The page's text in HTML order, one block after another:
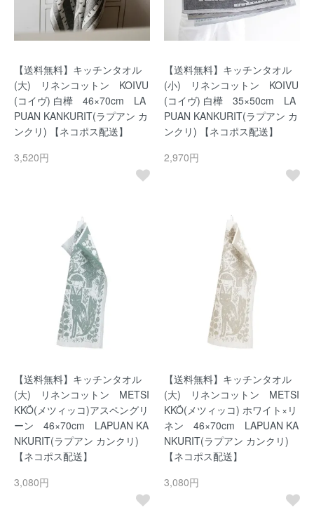
【送料無料】キッチンタオル
(大) リネンコットン KOIVU
(コイヴ) 白樺 46×70cm LA
PUAN KANKURIT(ラプアン カ
ンクリ) 【ネコポス配送】
3,520円
【送料無料】キッチンタオル
(小) リネンコットン KOIVU
(コイヴ) 白樺 35×50cm LA
PUAN KANKURIT(ラプアン カ
ンクリ) 【ネコポス配送】
2,970円
【送料無料】キッチンタオル
(大) リネンコットン METSI
KKÖ(メツィッコ)アスペングリ
ーン 46×70cm LAPUAN KA
NKURIT(ラプアン カンクリ)
【ネコポス配送】
3,080円
【送料無料】キッチンタオル
(大) リネンコットン METSI
KKÖ(メツィッコ) ホワイト×リ
ネン 46×70cm LAPUAN KA
NKURIT(ラプアン カンクリ)
【ネコポス配送】
3,080円